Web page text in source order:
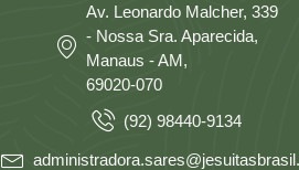
Av. Leonardo Malcher, 339
- Nossa Sra. Aparecida,
Manaus - AM,
69020-070
(92) 98440-9134